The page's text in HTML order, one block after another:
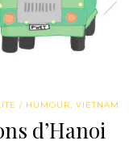
/ HUMOUR, VIETNAM
d’Hanoi